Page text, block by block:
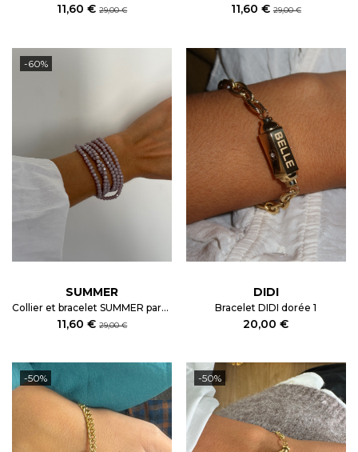
11,60 €29,00 € 11,60 €29,00 €
-60%
SUMMER
Collier et bracelet SUMMER parme
11,60 €29,00 €
DIDI
Bracelet DIDI dorée 1
20,00 €
-50% -50%